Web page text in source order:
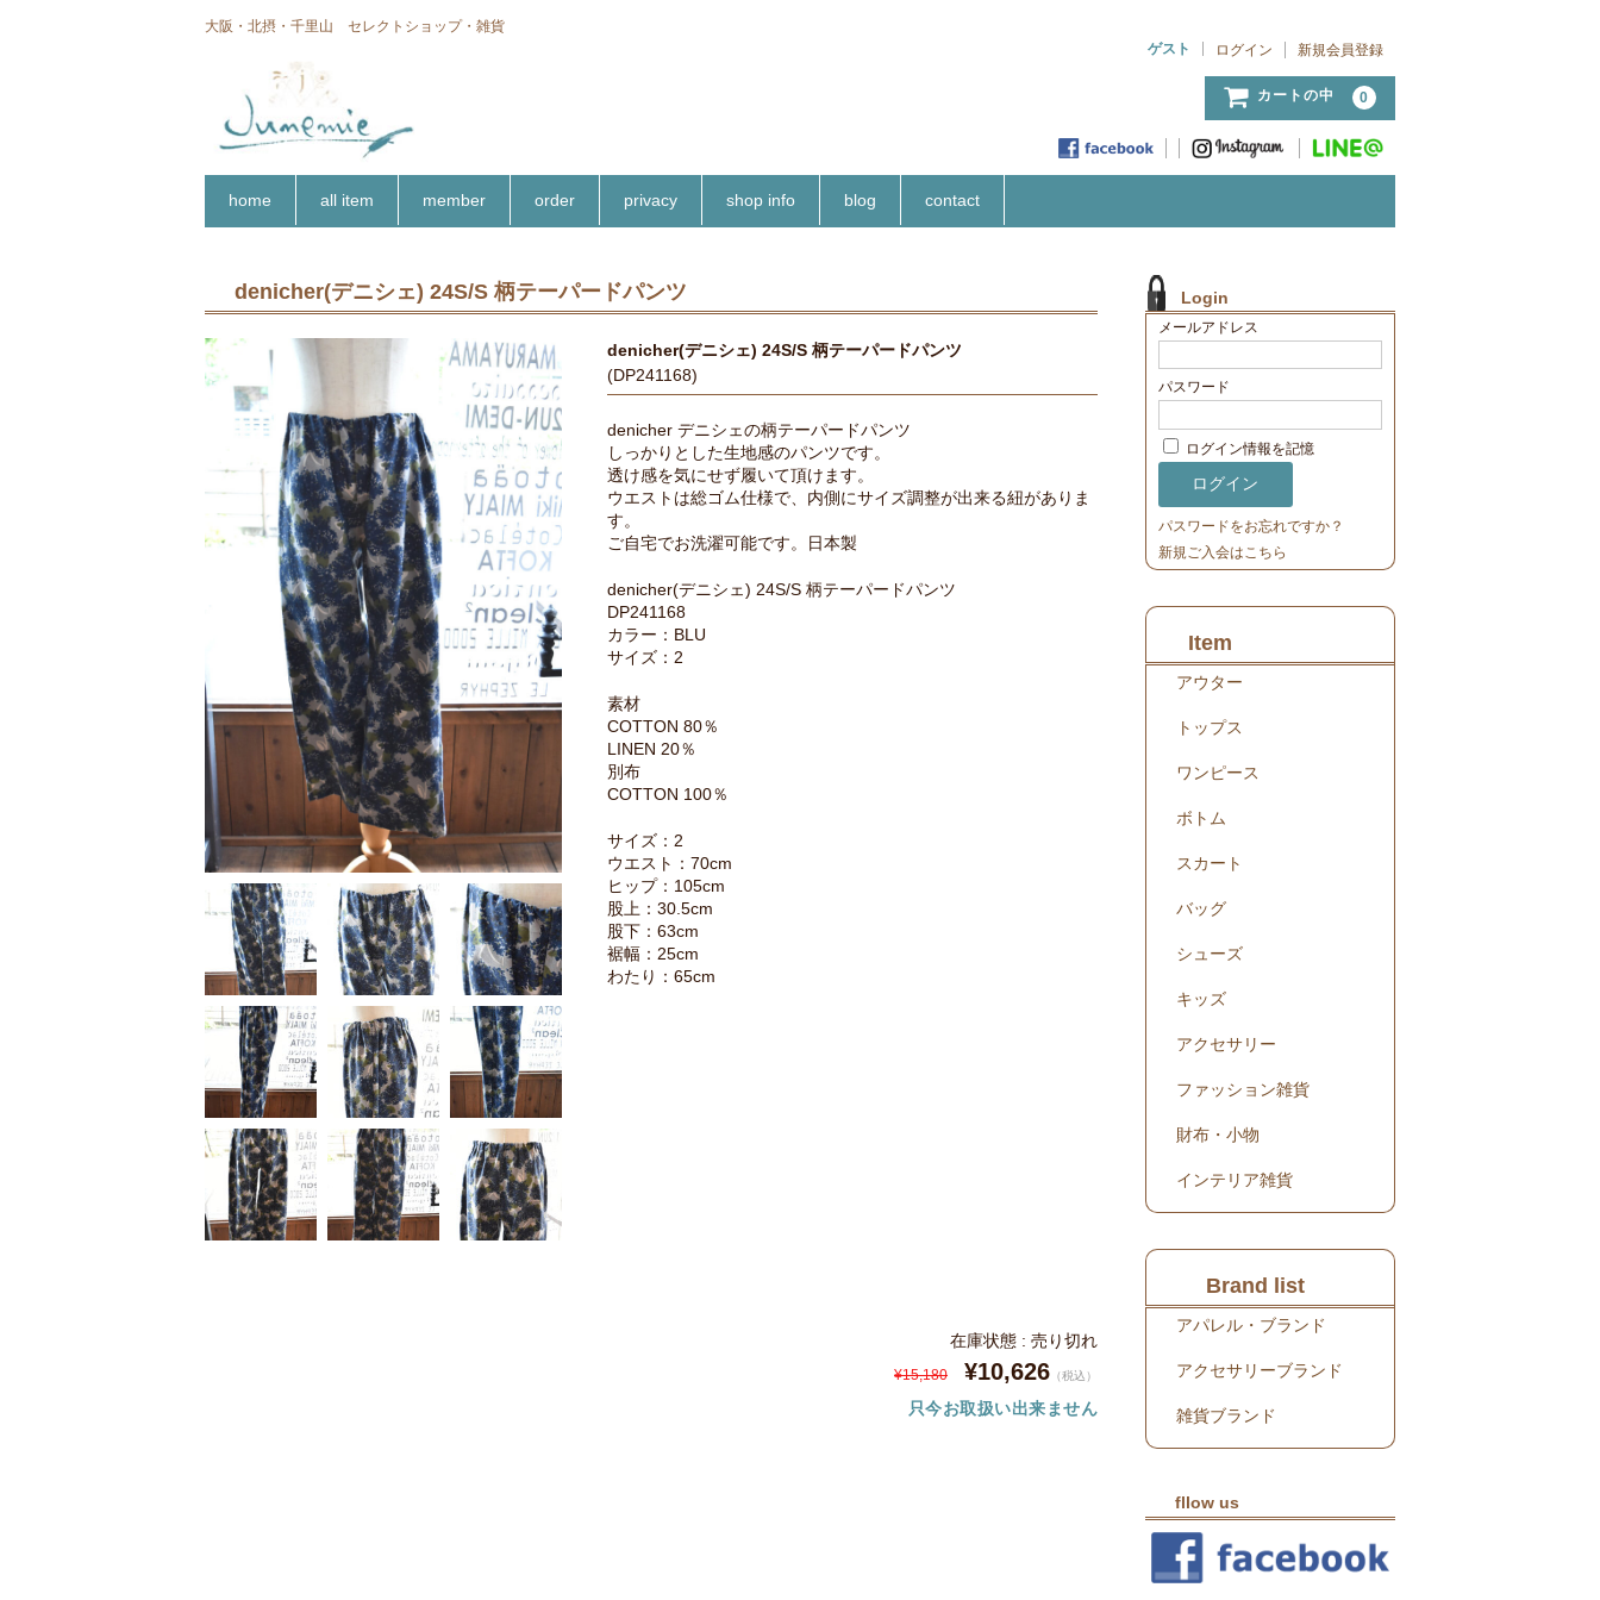
大阪・北摂・千里山 セレクトショップ・雑貨
ゲスト
ログイン 新規会員登録
カートの中 0
home all item member order privacy shop info blog contact
denicher(デニシェ) 24S/S 柄テーパードパンツ
denicher(デニシェ) 24S/S 柄テーパードパンツ
(DP241168)
denicher デニシェの柄テーパードパンツ
しっかりとした生地感のパンツです。
透け感を気にせず履いて頂けます。
ウエストは総ゴム仕様で、内側にサイズ調整が出来る紐がありま
す。
ご自宅でお洗濯可能です。日本製
denicher(デニシェ) 24S/S 柄テーパードパンツ
DP241168
カラー：BLU
サイズ：2
素材
COTTON 80％
LINEN 20％
別布
COTTON 100％
サイズ：2
ウエスト：70cm
ヒップ：105cm
股上：30.5cm
股下：63cm
裾幅：25cm
わたり：65cm
在庫状態 : 売り切れ
¥15,180 ¥10,626 （税込）
只今お取扱い出来ません
Login
メールアドレス
パスワード
ログイン情報を記憶
パスワードをお忘れですか？
新規ご入会はこちら
Item
アウター
トップス
ワンピース
ボトム
スカート
バッグ
シューズ
キッズ
アクセサリー
ファッション雑貨
財布・小物
インテリア雑貨
Brand list
アパレル・ブランド
アクセサリーブランド
雑貨ブランド
fllow us